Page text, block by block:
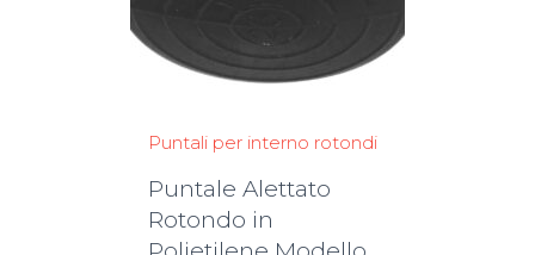
Puntali per interno rotondi
Puntale Alettato
Rotondo in